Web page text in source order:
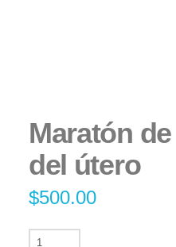
Maratón
del útero
$500.00